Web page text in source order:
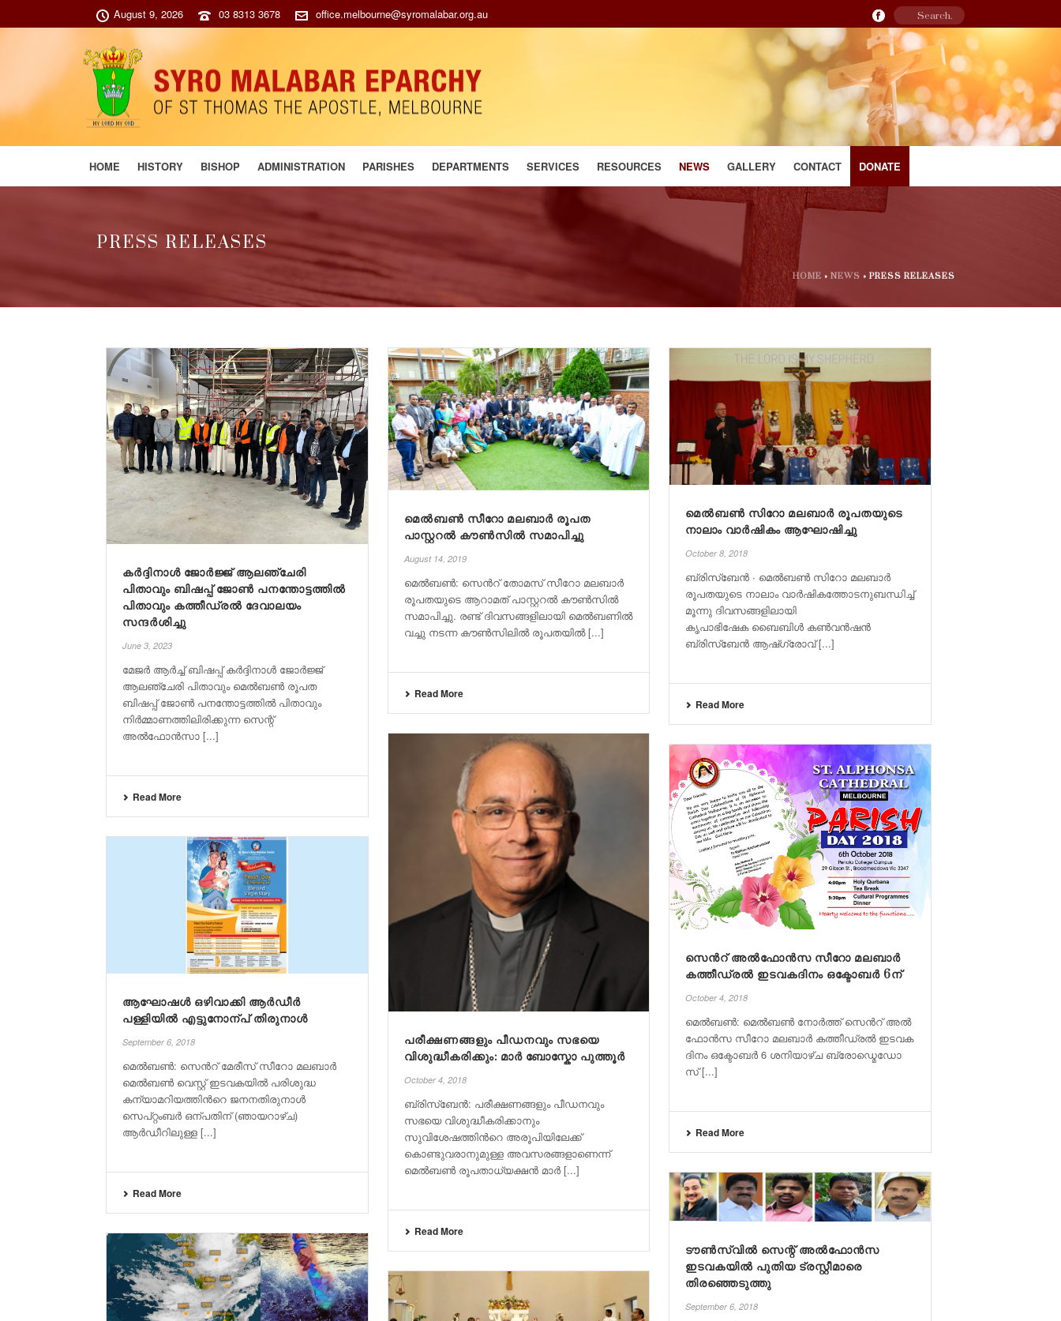
August 9, 2026 03 8313 3678 office.melbourne@syromalabar.org.au
HOME HISTORY BISHOP ADMINISTRATION PARISHES DEPARTMENTS SERVICES RESOURCES NEWS GALLERY CONTACT DONATE
PRESS RELEASES
HOME » NEWS » PRESS RELEASES
കർദ്ദിനാൾ ജോർജ്ജ്‌ ആലഞ്ചേരി
പിതാവും ബിഷപ്പ്‌ ജോൺ പനന്തോട്ടത്തിൽ
പിതാവും കത്തീഡ്രൽ ദേവാലയം
സന്ദർശിച്ചു
June 3, 2023
മേജർ ആർച്ച്‌ ബിഷപ്പ്‌ കർദ്ദിനാൾ ജോർജ്ജ്‌
ആലഞ്ചേരി പിതാവും മെൽബൺ രൂപത
ബിഷപ്പ്‌ ജോൺ പനന്തോട്ടത്തിൽ പിതാവും
നിർമ്മാണത്തിലിരിക്കുന്ന സെന്റ്‌
അൽഫോൻസാ [...]
Read More
മെൽബണ്‍ സീറോ മലബാർ രൂപത
പാസ്റ്ററൽ കൗണ്‍സിൽ സമാപിച്ചു
August 14, 2019
മെൽബണ്‍: സെന്‍റ് തോമസ് സീറോ മലബാർ
രൂപതയുടെ ആറാമത് പാസ്റ്ററൽ കൗണ്‍സിൽ
സമാപിച്ചു. രണ്ട് ദിവസങ്ങളിലായി മെൽബണിൽ
വച്ചു നടന്ന കൗണ്‍സിലിൽ രൂപതയിൽ [...]
Read More
മെൽബൺ സിറോ മലബാർ രൂപതയുടെ
നാലാം വാർഷികം ആഘോഷിച്ചു
October 8, 2018
ബ്രിസ്ബേൻ ∙ മെൽബൺ സിറോ മലബാർ
രൂപതയുടെ നാലാം വാർഷികത്തോടനുബന്ധിച്ച്
മൂന്നു ദിവസങ്ങളിലായി
കൃപാഭിഷേക ബൈബിൾ കൺവൻഷൻ
ബ്രിസ്ബേൻ ആഷ്ഗ്രോവ് [...]
Read More
പരീക്ഷണങ്ങളും പീഡനവും സഭയെ
വിശുദ്ധീകരിക്കും: മാർ ബോസ്കോ പുത്തൂർ
October 4, 2018
ബ്രിസ്ബേൻ: പരീക്ഷണങ്ങളും പീഡനവും
സഭയെ വിശുദ്ധീകരിക്കാനും
സുവിശേഷത്തിന്‍റെ അരൂപിയിലേക്ക്
കൊണ്ടുവരാനുമുള്ള അവസരങ്ങളാണെന്ന്
മെൽബൺ രൂപതാധ്യക്ഷൻ മാർ [...]
Read More
സെ​ന്‍റ് അ​ൽ​ഫോ​ൻ​സ സീ​റോ മ​ല​ബാ​ർ
ക​ത്തീ​ഡ്ര​ൽ ഇ​ട​വ​ക​ദി​നം ഒ​ക്ടോ​ബ​ർ 6ന്
October 4, 2018
മെ​ൽ​ബ​ണ്‍: മെ​ൽ​ബ​ണ്‍ നോ​ർ​ത്ത് സെ​ന്‍റ് അ​ൽ​
ഫോ​ൻ​സ സീ​റോ മ​ല​ബാ​ർ ക​ത്തീ​ഡ്ര​ൽ ഇ​ട​വ​ക
ദി​നം ഒ​ക്ടോ​ബ​ർ 6 ശ​നി​യാ​ഴ്ച ബ്രോ​ഡ്മെ​ഡോ​
സ് [...]
Read More
ആഘോഷൾ ഒഴിവാക്കി ആർഡീർ
പള്ളിയിൽ എട്ടുനോന്പ് തിരുനാൾ
September 6, 2018
മെൽബണ്‍: സെന്‍റ് മേരീസ് സീറോ മലബാർ
മെൽബണ്‍ വെസ്റ്റ് ഇടവകയിൽ പരിശുദ്ധ
കന്യാമറിയത്തിന്‍റെ ജനനതിരുനാൾ
സെപ്റ്റംബർ ഒന്പതിന് (ഞായറാഴ്ച)
ആർഡീറിലുള്ള [...]
Read More
ടൗൺസ്‌വിൽ സെന്റ് അൽഫോൻസ
ഇടവകയിൽ പുതിയ ട്രസ്റ്റീമാരെ
തിരഞ്ഞെടുത്തു
September 6, 2018